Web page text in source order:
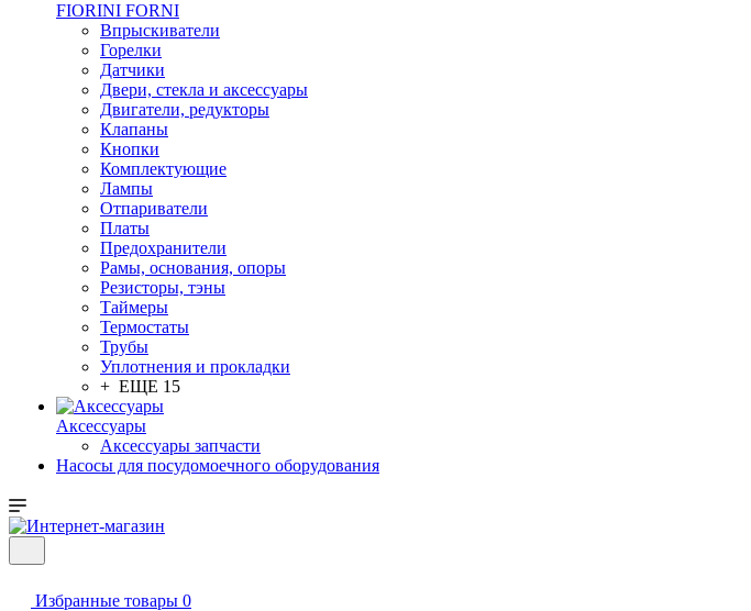
FIORINI FORNI
Впрыскиватели
Горелки
Датчики
Двери, стекла и аксессуары
Двигатели, редукторы
Клапаны
Кнопки
Комплектующие
Лампы
Отпариватели
Платы
Предохранители
Рамы, основания, опоры
Резисторы, тэны
Таймеры
Термостаты
Трубы
Уплотнения и прокладки
+ ЕЩЕ 15
Аксессуары
Аксессуары запчасти
Насосы для посудомоечного оборудования
Избранные товары 0